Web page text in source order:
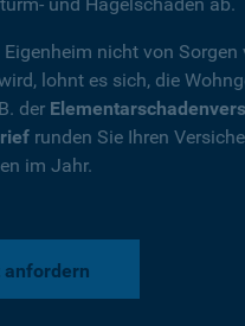
nicht von
lohnt es sich, die
der
runden Sie Ihren
im Jahr.
anfordern